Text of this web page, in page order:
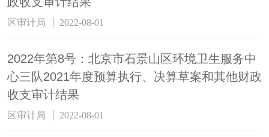
区审计局 2022-08-01
2022年第8号：北京市石景山区环境卫生服务中
心三队2021年度预算执行、决算草案和其他财政
收支审计结果
区审计局 2022-08-01